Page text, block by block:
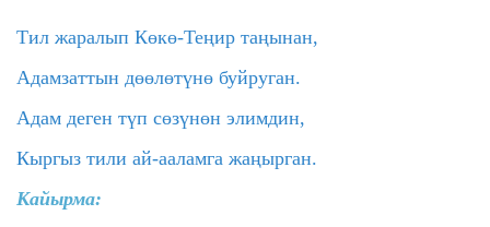
Тил жаралып Көкө-Теңир таңынан,
Адамзаттын дөөлөтүнө буйруган.
Адам деген түп сөзүнөн элимдин,
Кыргыз тили ай-ааламга жаңырган.
Кайырма: